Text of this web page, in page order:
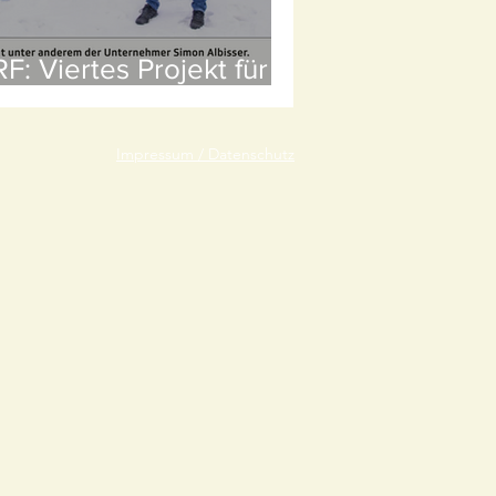
Viertes Projekt für
Expo kommt aus
Impressum / Datenschutz